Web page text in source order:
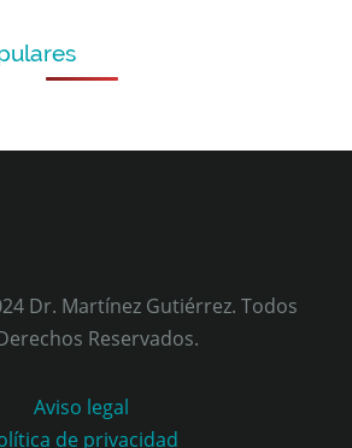
Dr. Martínez Gutiérrez. Todos
Reservados.
Aviso legal
de privacidad